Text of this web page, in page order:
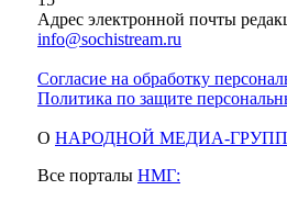
Адрес электронной почты
info@sochistream.ru
Согласие на обработку
Политика по защите
О НАРОДНОЙ МЕДИА-
Все порталы НМГ: